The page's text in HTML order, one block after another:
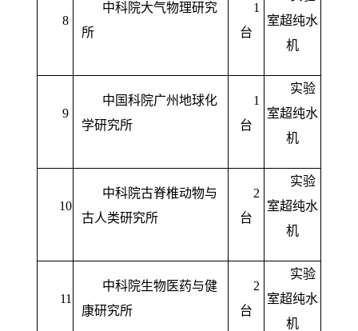
8
中科院大气物理研究
所
1
台
室超纯水
机
9
中国科院广州地球化
学研究所
1
台
实验
室超纯水
机
10
中科院古脊椎动物与
古人类研究所
2
台
实验
室超纯水
机
11
中科院生物医药与健
康研究所
2
台
实验
室超纯水
机